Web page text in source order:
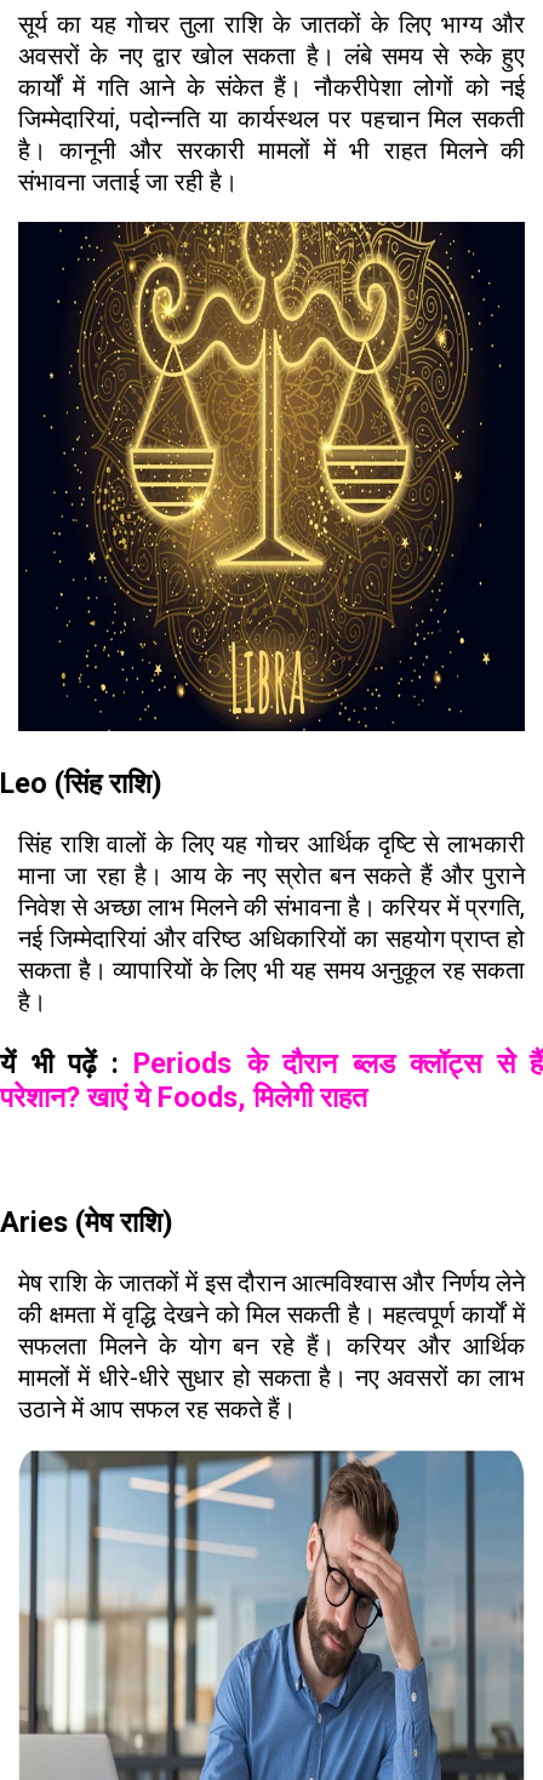
सूर्य का यह गोचर तुला राशि के जातकों के लिए भाग्य और
अवसरों के नए द्वार खोल सकता है। लंबे समय से रुके हुए
कार्यों में गति आने के संकेत हैं। नौकरीपेशा लोगों को नई
जिम्मेदारियां, पदोन्नति या कार्यस्थल पर पहचान मिल सकती
है। कानूनी और सरकारी मामलों में भी राहत मिलने की
संभावना जताई जा रही है।
Leo (सिंह राशि)
सिंह राशि वालों के लिए यह गोचर आर्थिक दृष्टि से लाभकारी
माना जा रहा है। आय के नए स्रोत बन सकते हैं और पुराने
निवेश से अच्छा लाभ मिलने की संभावना है। करियर में प्रगति,
नई जिम्मेदारियां और वरिष्ठ अधिकारियों का सहयोग प्राप्त हो
सकता है। व्यापारियों के लिए भी यह समय अनुकूल रह सकता
है।
यें भी पढ़ें : Periods के दौरान ब्लड क्लॉट्स से हैं
परेशान? खाएं ये Foods, मिलेगी राहत
Aries (मेष राशि)
मेष राशि के जातकों में इस दौरान आत्मविश्वास और निर्णय लेने
की क्षमता में वृद्धि देखने को मिल सकती है। महत्वपूर्ण कार्यों में
सफलता मिलने के योग बन रहे हैं। करियर और आर्थिक
मामलों में धीरे-धीरे सुधार हो सकता है। नए अवसरों का लाभ
उठाने में आप सफल रह सकते हैं।